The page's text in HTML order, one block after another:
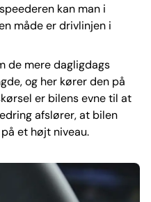
kan man i
måde er drivlinjen i
de mere dagligdags
og her kører den på
er bilens evne til at
afslører, at bilen
et højt niveau.